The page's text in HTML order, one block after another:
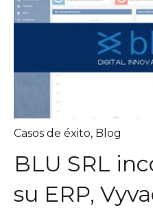
Casos de éxito, Blog
BLU SRL
su ERP,